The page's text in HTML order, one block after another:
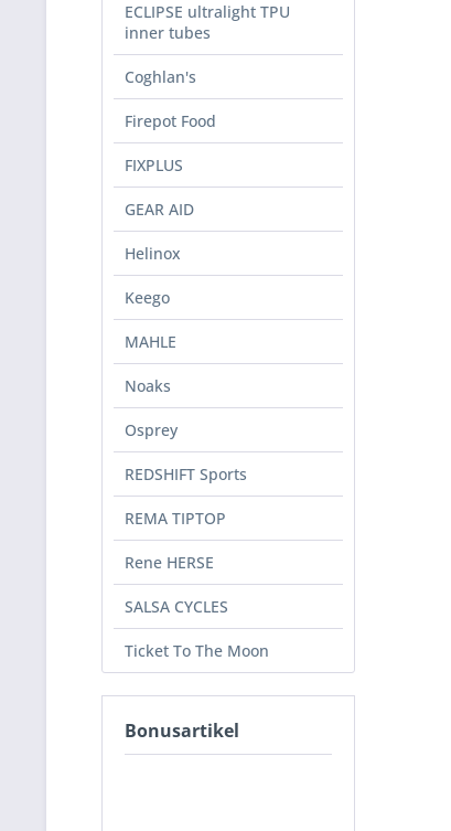
ECLIPSE ultralight TPU
inner tubes
Coghlan's
Firepot Food
FIXPLUS
GEAR AID
Helinox
Keego
MAHLE
Noaks
Osprey
REDSHIFT Sports
REMA TIPTOP
Rene HERSE
SALSA CYCLES
Ticket To The Moon
Bonusartikel